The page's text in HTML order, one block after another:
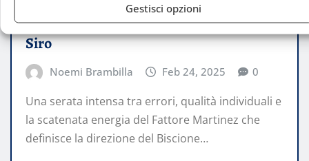
Gestisci opzioni
Inter e Genoa: Dramma e Gloria a San
Siro
Noemi Brambilla Feb 24, 2025 0
Una serata intensa tra errori, qualità individuali e
la scatenata energia del Fattore Martinez che
definisce la direzione del Biscione…